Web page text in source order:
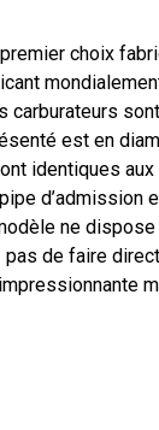
choix
carburateurs
est en
identiques
d’admission
ne
pas de faire